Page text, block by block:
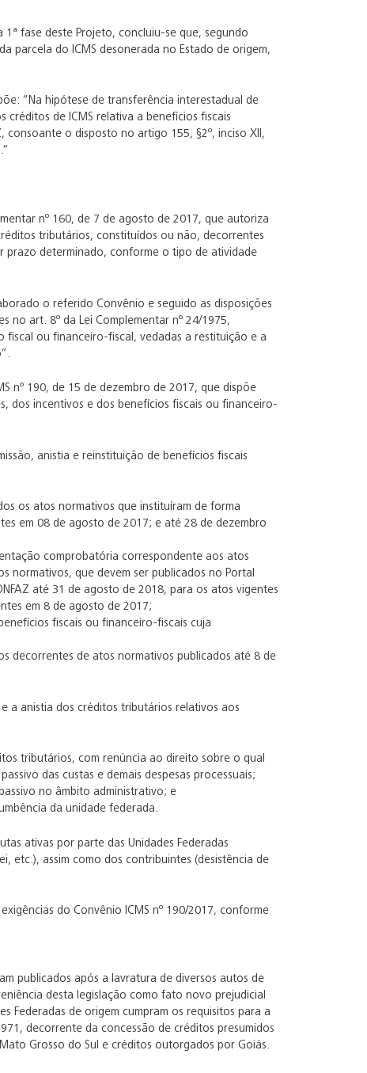
fase deste Projeto, concluiu-se que, segundo
parcela do ICMS desonerada no Estado de origem,
“Na hipótese de transferência interestadual de
de ICMS relativa a benefícios fiscais
consoante o disposto no artigo 155, §2º, inciso XII,
nº 160, de 7 de agosto de 2017, que autoriza
tributários, constituídos ou não, decorrentes
prazo determinado, conforme o tipo de atividade
o referido Convênio e seguido as disposições
no art. 8º da Lei Complementar nº 24/1975,
ou financeiro-fiscal, vedadas a restituição e a
nº 190, de 15 de dezembro de 2017, que dispõe
dos incentivos e dos benefícios fiscais ou financeiro-
anistia e reinstituição de benefícios fiscais
os atos normativos que instituíram de forma
em 08 de agosto de 2017; e até 28 de dezembro
comprobatória correspondente aos atos
normativos, que devem ser publicados no Portal
até 31 de agosto de 2018, para os atos vigentes
em 8 de agosto de 2017;
fiscais ou financeiro-fiscais cuja
decorrentes de atos normativos publicados até 8 de
e a anistia dos créditos tributários relativos aos
tributários, com renúncia ao direito sobre o qual
das custas e demais despesas processuais;
no âmbito administrativo; e
da unidade federada.
ativas por parte das Unidades Federadas
etc.), assim como dos contribuintes (desistência de
do Convênio ICMS nº 190/2017, conforme
publicados após a lavratura de diversos autos de
desta legislação como fato novo prejudicial
Federadas de origem cumpram os requisitos para a
decorrente da concessão de créditos presumidos
Grosso do Sul e créditos outorgados por Goiás.